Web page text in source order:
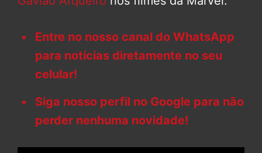
Entre no nosso canal do WhatsApp
para notícias diretamente no seu
celular!
Siga nosso perfil no Google para não
perder nenhuma novidade!